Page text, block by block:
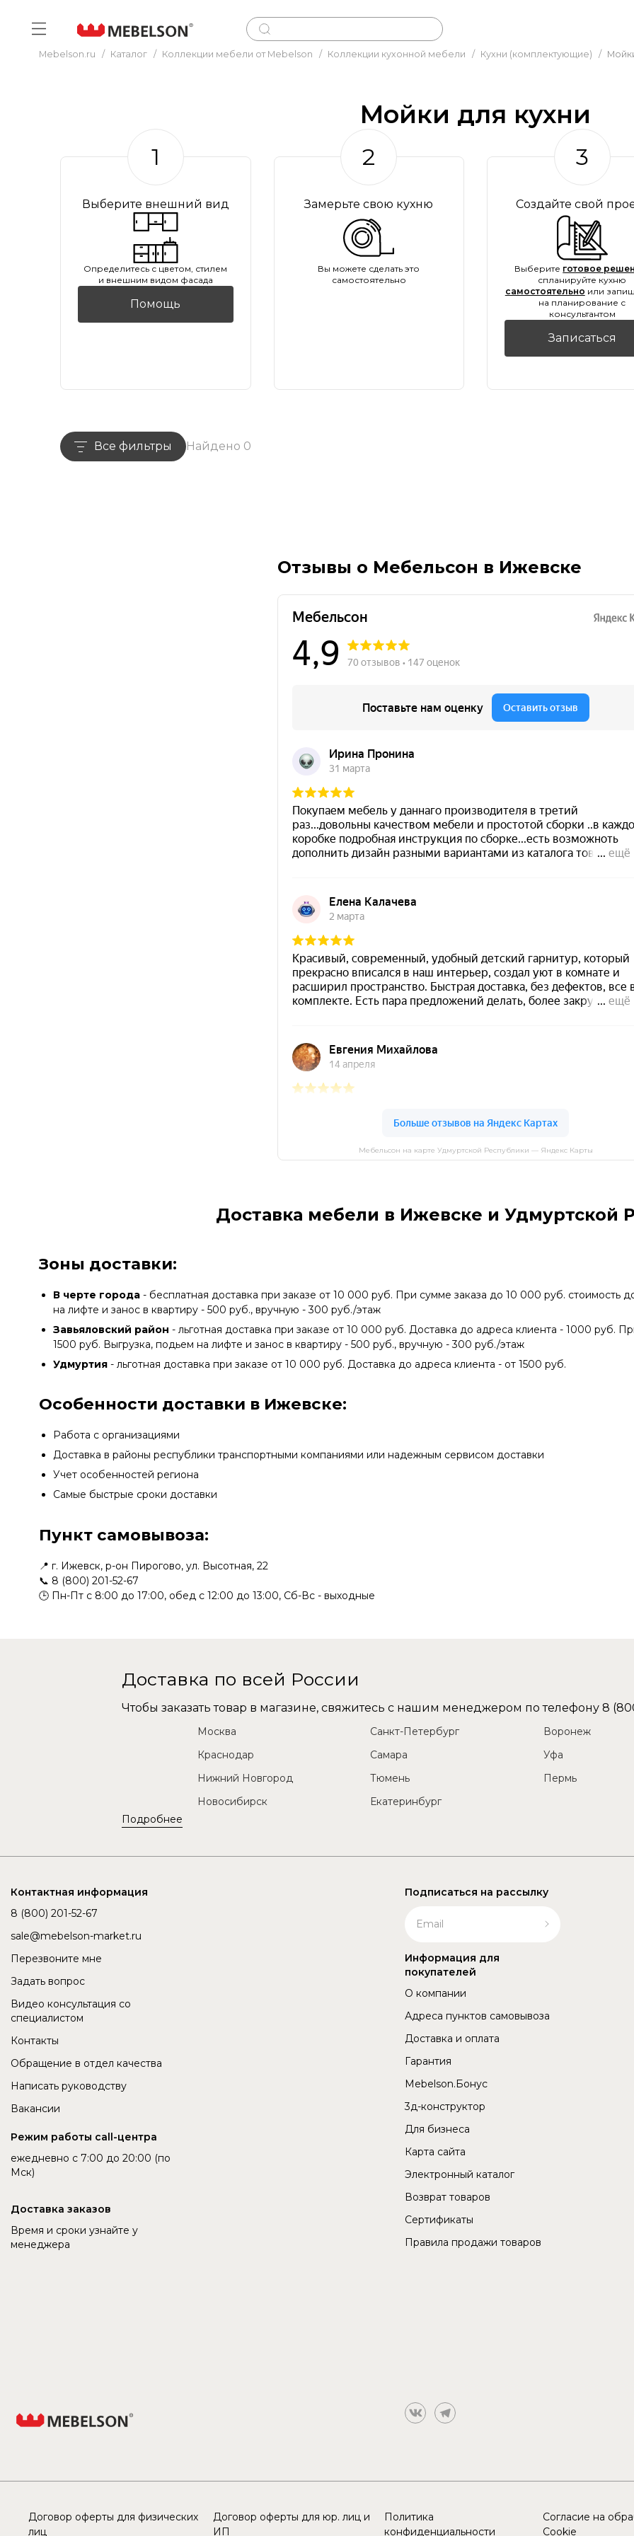
Mebelson.ru / Каталог / Коллекции мебели от Mebelson / Коллекции кухонной мебели / Кухни (комплектующие) /
Мойки для кухни
1
Выберите внешний вид
Oпределитесь с цветом, стилем
и внешним видом фасада
Помощь
2
Замерьте свою кухню
Вы можете сделать это
самостоятельно
3
Создайте свой
Выберите готовое
спланируйте кухню
самостоятельно или
на планирование с
консультантом
Записаться
Все фильтры Найдено 0
Отзывы о Мебельсон в Ижевске
Мебельсон на карте Удмуртской Республики — Яндекс Карты
Доставка мебели в Ижевске и Удмуртской
Зоны доставки:
В черте города - бесплатная доставка при заказе от 10 000 руб. При сумме заказа до 10 000 руб. стоимость
на лифте и занос в квартиру - 500 руб., вручную - 300 руб./этаж
Завьяловский район - льготная доставка при заказе от 10 000 руб. Доставка до адреса клиента - 1000 руб.
1500 руб. Выгрузка, подьем на лифте и занос в квартиру - 500 руб., вручную - 300 руб./этаж
Удмуртия - льготная доставка при заказе от 10 000 руб. Доставка до адреса клиента - от 1500 руб.
Особенности доставки в Ижевске:
Работа с организациями
Доставка в районы республики транспортными компаниями или надежным сервисом доставки
Учет особенностей региона
Самые быстрые сроки доставки
Пункт самовывоза:
📍 г. Ижевск, р-он Пирогово, ул. Высотная, 22
📞 8 (800) 201-52-67
🕒 Пн-Пт с 8:00 до 17:00, обед с 12:00 до 13:00, Сб-Вс - выходные
Доставка по всей России
Чтобы заказать товар в магазине, свяжитесь с нашим менеджером по телефону 8
Подробнее
Москва Санкт-Петербург
Воронеж
Краснодар
Самара
Уфа
Нижний Новгород
Тюмень
Пермь
Новосибирск
Екатеринбург
Контактная информация
8 (800) 201-52-67
sale@mebelson-market.ru
Перезвоните мне
Задать вопрос
Видео консультация со
специалистом
Контакты
Обращение в отдел качества
Написать руководству
Вакансии
Режим работы call-центра
ежедневно с 7:00 до 20:00 (по
Мск)
Доставка заказов
Время и сроки узнайте у
менеджера
Подписаться на рассылку
Информация для
покупателей
О компании
Адреса пунктов самовывоза
Доставка и оплата
Гарантия
Mebelson.Бонус
3д-конструктор
Для бизнеса
Карта сайта
Электронный каталог
Возврат товаров
Сертификаты
Правила продажи товаров
Договор оферты для физических
лиц
Договор оферты для юр. лиц и
ИП
Политика
конфиденциальности
Согласие на
Cookie